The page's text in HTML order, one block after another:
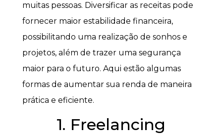
muitas pessoas. Diversificar as receitas pode
fornecer maior estabilidade financeira,
possibilitando uma realização de sonhos e
projetos, além de trazer uma segurança
maior para o futuro. Aqui estão algumas
formas de aumentar sua renda de maneira
prática e eficiente.
1. Freelancing